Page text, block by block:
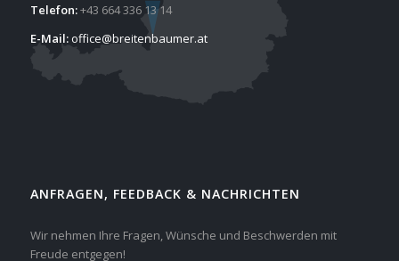
Telefon:+43 664 336 13 14
E-Mail:office@breitenbaumer.at
ANFRAGEN, FEEDBACK & NACHRICHTEN
Wir nehmen Ihre Fragen, Wünsche und Beschwerden mit
Freude entgegen!